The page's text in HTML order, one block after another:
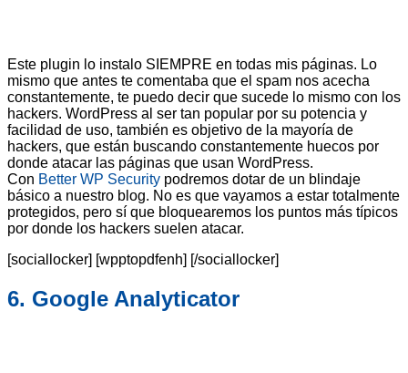
Este plugin lo instalo SIEMPRE en todas mis páginas. Lo
mismo que antes te comentaba que el spam nos acecha
constantemente, te puedo decir que sucede lo mismo con los
hackers. WordPress al ser tan popular por su potencia y
facilidad de uso, también es objetivo de la mayoría de
hackers, que están buscando constantemente huecos por
donde atacar las páginas que usan WordPress.
Con Better WP Security podremos dotar de un blindaje
básico a nuestro blog. No es que vayamos a estar totalmente
protegidos, pero sí que bloquearemos los puntos más típicos
por donde los hackers suelen atacar.
[sociallocker] [wpptopdfenh] [/sociallocker]
6. Google Analyticator